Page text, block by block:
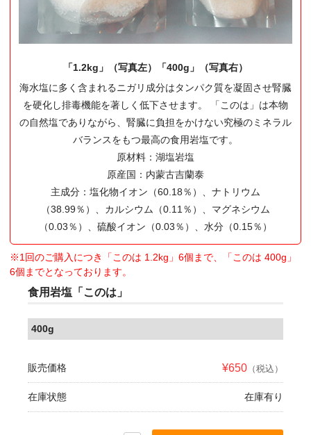
「1.2kg」（写真左）「400g」（写真右）
海水塩に多く含まれるニガリ成分はタンパク質を凝固させ腎臓
を硬化し排毒機能を著しく低下させます。 「このは」は本物
の自然塩でありながら、腎臓に負担をかけない究極のミネラル
バランスをもつ最高の食用岩塩です。
原材料：湖塩岩塩
原産国：内蒙古吉蘭泰
主成分：塩化物イオン（60.18％）、ナトリウム
（38.99％）、カルシウム（0.11％）、マグネシウム
（0.03％）、硫酸イオン（0.03％）、水分（0.15％）
※1回のご購入につき「このは 1.2kg」6個まで、「このは 400g」
6個までとなっております。
食用岩塩「このは」
400g
販売価格 ¥650 （税込）
在庫状態 在庫有り